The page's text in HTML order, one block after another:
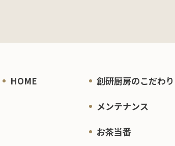
HOME
創研厨房のこだわり
メンテナンス
お茶当番